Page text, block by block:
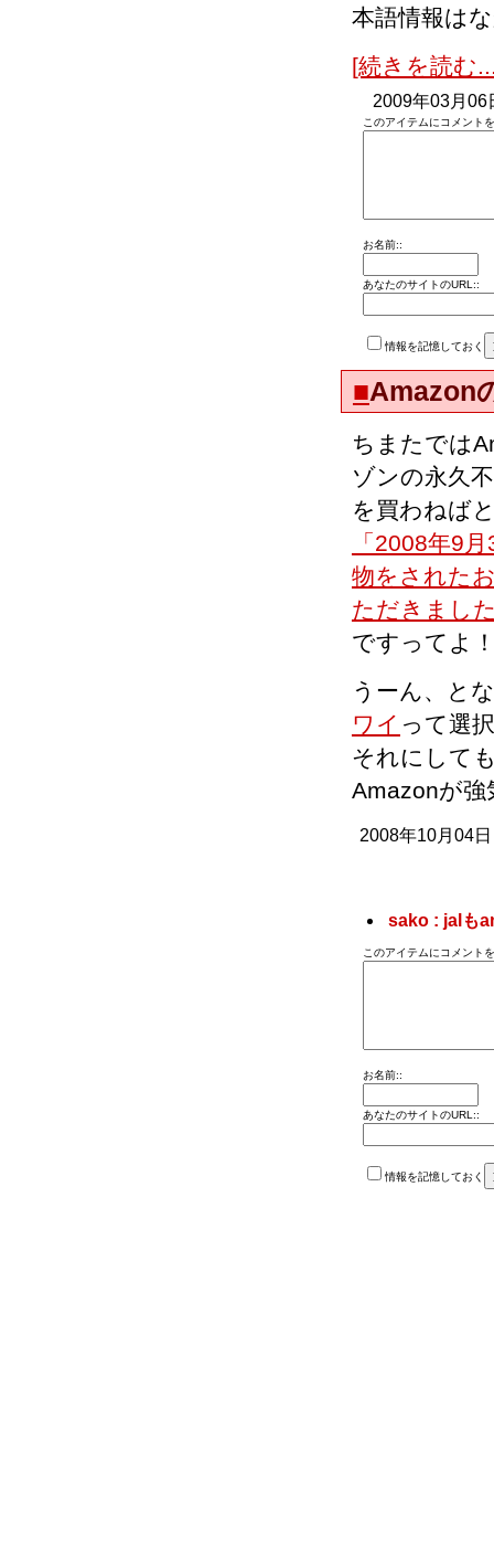
本語情報は
[続きを読む
2009年03月
このアイテムにコメント
お名前::
あなたのサイトのURL::
情報を記憶しておく
■Amazon
ちまたでは
ゾンの永久
を買わねば
「2008年9
物をされた
ただきまし
ですってよ
うーん、と
ワイ って選
それにして
Amazonが
2008年10月04
sako : jalも
このアイテムにコメント
お名前::
あなたのサイトのURL::
情報を記憶しておく